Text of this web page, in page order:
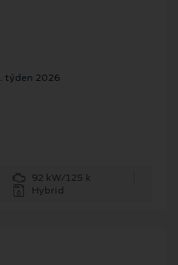
týden 2026
92 kW/125 k
Hybrid